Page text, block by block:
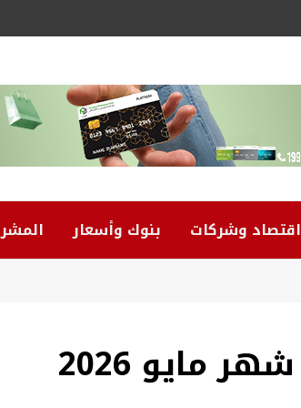
اقتصاد وشركات بنوك وأسعار
خلال أيام.. موعد صرف مرتبات شهر مايو 2026